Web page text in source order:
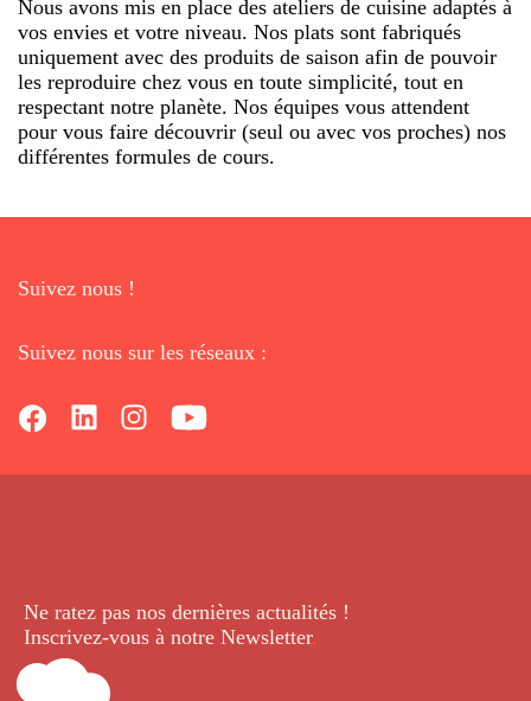
Nous avons mis en place des ateliers de cuisine adaptés à
vos envies et votre niveau. Nos plats sont fabriqués
uniquement avec des produits de saison afin de pouvoir
les reproduire chez vous en toute simplicité, tout en
respectant notre planète. Nos équipes vous attendent
pour vous faire découvrir (seul ou avec vos proches) nos
différentes formules de cours.
Suivez nous !
Suivez nous sur les réseaux :
Ne ratez pas nos dernières actualités !
Inscrivez-vous à notre Newsletter.